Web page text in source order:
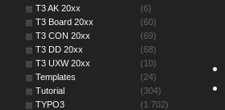
T3 AK 20xx
(6)
T3 Board 20xx
(60)
T3 CON 20xx
(69)
T3 DD 20xx
(68)
T3 UXW 20xx
(10)
Templates
(24)
Tutorial
(304)
TYPO3
(1.702)